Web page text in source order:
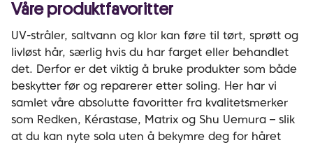
Våre produktfavoritter
UV-stråler, saltvann og klor kan føre til tørt, sprøtt og
livløst hår, særlig hvis du har farget eller behandlet
det. Derfor er det viktig å bruke produkter som både
beskytter før og reparerer etter soling. Her har vi
samlet våre absolutte favoritter fra kvalitetsmerker
som Redken, Kérastase, Matrix og Shu Uemura – slik
at du kan nyte sola uten å bekymre deg for håret